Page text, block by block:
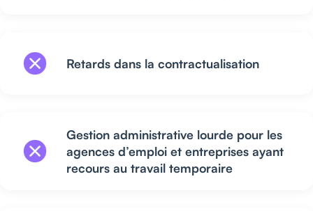
Retards dans la contractualisation
Gestion administrative lourde pour les
agences d’emploi et entreprises ayant
recours au travail temporaire